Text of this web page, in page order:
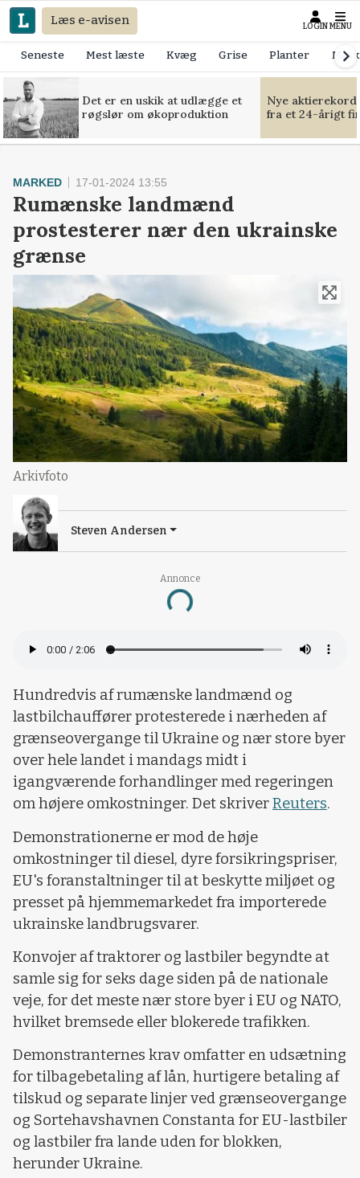
Læs e-avisen LOGIN MENU
Seneste Mest læste Kvæg Grise Planter
Det er en uskik at udlægge et
røgslør om økoproduktion
Nye
fra et 24-årigt
Annonce
Loading...
MARKED 17-01-2024 13:55
Rumænske landmænd
prostesterer nær den ukrainske
grænse
Arkivfoto
Steven Andersen
Hundredvis af rumænske landmænd og
lastbilchauffører protesterede i nærheden af ​​
grænseovergange til Ukraine og nær store byer
over hele landet i mandags midt i
igangværende forhandlinger med regeringen
om højere omkostninger. Det skriverReuters.
Demonstrationerne er mod de høje
omkostninger til diesel, dyre forsikringspriser,
EU's foranstaltninger til at beskytte miljøet og
presset på hjemmemarkedet fra importerede
ukrainske landbrugsvarer.
Konvojer af traktorer og lastbiler begyndte at
samle sig for seks dage siden på de nationale
veje, for det meste nær store byer i EU og NATO,
hvilket bremsede eller blokerede trafikken.
Demonstranternes krav omfatter en udsætning
for tilbagebetaling af lån, hurtigere betaling af
tilskud og separate linjer ved grænseovergange
og Sortehavshavnen Constanta for EU-lastbiler
og lastbiler fra lande uden for blokken,
herunder Ukraine.